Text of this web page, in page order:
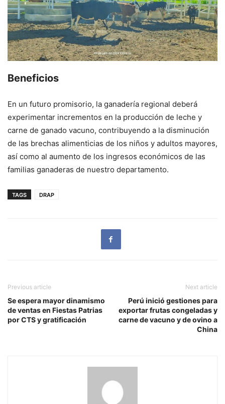
Beneficios
En un futuro promisorio, la ganadería regional deberá
experimentar incrementos en la producción de leche y
carne de ganado vacuno, contribuyendo a la disminución
de las brechas alimenticias de los niños y adultos mayores,
así como al aumento de los ingresos económicos de las
familias ganaderas de nuestro departamento.
TAGS DRAP
Previous article
Se espera mayor dinamismo
de ventas en Fiestas Patrias
por CTS y gratificación
Next article
Perú inició gestiones para
exportar frutas congeladas y
carne de vacuno y de ovino a
China